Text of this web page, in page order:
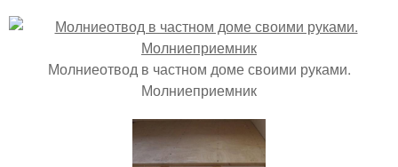
Молниеотвод в частном доме своими руками.
Молниеприемник